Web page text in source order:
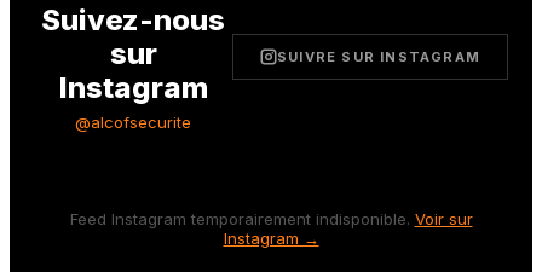
Suivez-nous
sur
Instagram
@alcofsecurite
SUIVRE SUR INSTAGRAM
Feed Instagram temporairement indisponible. Voir sur
Instagram →